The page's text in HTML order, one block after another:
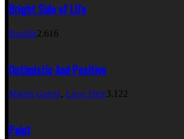
Bright Side of Life
Bastille2.616
Optimistic And Positive
Martin Garrix, Loco Dice3.122
Paint